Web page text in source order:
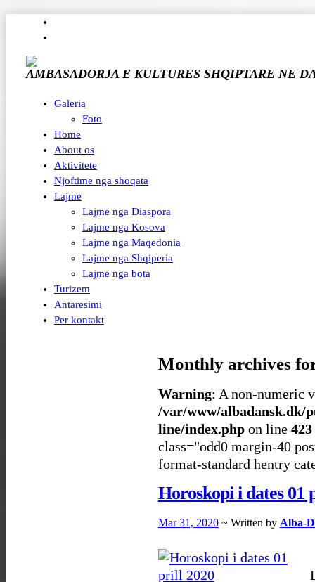
AMBASADORJA E KULTURES SHQIPTARE NE
Galeria
Foto
Home
About os
Aktivitete
Njoftime nga shoqata
Lajme
Lajme nga Diaspora
Lajme nga Kosova
Lajme nga Maqedonia
Lajme nga Shqiperia
Lajme nga bota
Turizem
Antaresimi
Per kontakt
Monthly archives
Warning: A non-numeric
/var/www/albadansk.dk/
line/index.phpon line 423
class="odd0 margin-40
format-standard hentry
Horoskopi i dates 01
Mar 31, 2020 ~ Written by Alba-